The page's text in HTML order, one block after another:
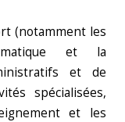
(notamment les
et la
et de
spécialisées,
et les